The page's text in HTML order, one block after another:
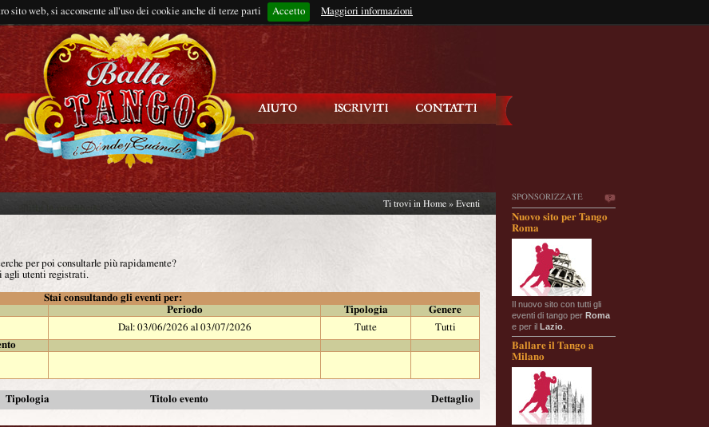
sito web, si acconsente all'uso dei cookie anche di terze parti Accetto Maggiori informazioni
Rimani connesso?
SPONSORIZZATE
Nuovo sito per Tango
Roma
Il nuovo sito con tutti gli
eventi di tango per Roma
e per il Lazio
Ballare il Tango a
Milano
Ti trovi in Home » Eventi
per poi consultarle più rapidamente?
agli utenti registrati.
Stai consultando gli eventi per:
Periodo Tipologia
Genere
Dal: 03/06/2026 al 03/07/2026 Tutte
Tutti
Tipologia Titolo evento Dettaglio